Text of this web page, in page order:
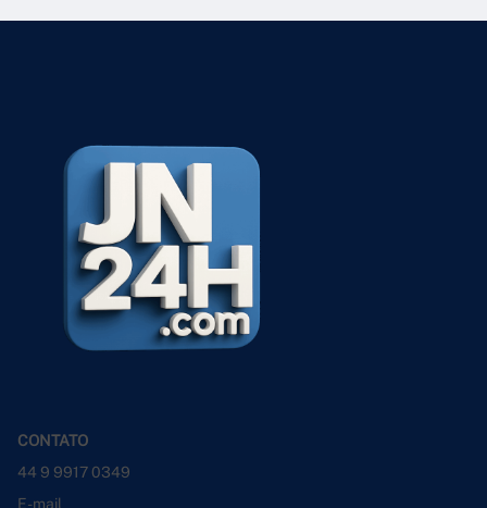
CONTATO
44 9 9917 0349
E-mail